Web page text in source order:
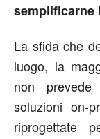
semplificarne
La sfida che
luogo, la
non
soluzioni on-
riprogettate